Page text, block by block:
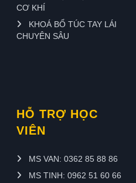
CƠ KHÍ
KHOÁ BỔ TÚC TAY LÁI
CHUYÊN SÂU
HỖ TRỢ HỌC
VIÊN
MS VAN: 0362 85 88 86
MS TINH: 0962 51 60 66